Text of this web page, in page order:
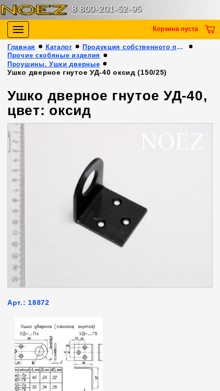
8 800-201-52-95
Toggle
navigation
Корзина пуста
Главная Каталог
Продукция собственного производства
Прочие скобяные изделия
Проушины. Ушки дверные
Ушко дверное гнутое УД-40 оксид (150/25)
Ушко дверное гнутое УД-40,
цвет: оксид
Арт.: 18872